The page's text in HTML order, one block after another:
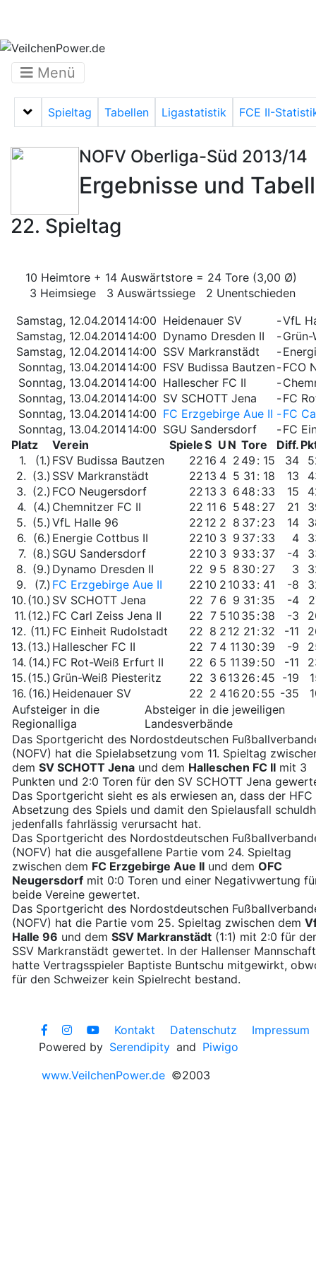
Menü
Menü auf-/zuklappen
Spieltag Tabellen Ligastatistik FCE II-
NOFV Oberliga-Süd 2013/14
Ergebnisse und
22. Spieltag
10 Heimtore + 14 Auswärtstore = 24 Tore (3,00 Ø)
3 Heimsiege 3 Auswärtssiege 2 Unentschieden
Samstag, 12.04.201414:00 Heidenauer SV -VfL
Samstag, 12.04.201414:00 Dynamo Dresden II -
Samstag, 12.04.201414:00 SSV Markranstädt -
Sonntag, 13.04.201414:00 FSV Budissa Bautzen-FCO
Sonntag, 13.04.201414:00 Hallescher FC II -
Sonntag, 13.04.201414:00 SV SCHOTT Jena -FC
Sonntag, 13.04.201414:00 FC Erzgebirge Aue II -FC
Sonntag, 13.04.201414:00 SGU Sandersdorf -FC
Platz
Verein SpieleS U N Tore Diff.
1.
(1.) FSV Budissa Bautzen 22 16 4 2 49 : 15 34
2. (3.) SSV Markranstädt 22 13 4 5 31 : 18 13
3. (2.) FCO Neugersdorf 22 13 3 6 48 :33 15
4. (4.) Chemnitzer FC II 22 11 6 5 48 : 27 21
5. (5.) VfL Halle 96 22 12 2 8 37:23 14
6. (6.) Energie Cottbus II 22 10 3 9 37:33 4
7. (8.) SGU Sandersdorf 22 10 3 9 33 : 37 -4
8. (9.) Dynamo Dresden II 22 9 5 8 30 : 27 3
9.
(7.) FC Erzgebirge Aue II 22 10 2 10 33 : 41 -8
10. (10.) SV SCHOTT Jena 22 7 6 9 31 :35 -4
11. (12.) FC Carl Zeiss Jena II 22 7 5 10 35 :38 -3
12. (11.) FC Einheit Rudolstadt 22 8 2 12 21 :32 -11
13. (13.) Hallescher FC II 22 7 4 11 30 :39 -9
14. (14.) FC Rot-Weiß Erfurt II 22 6 5 11 39 :50 -11
15. (15.) Grün-Weiß Piesteritz 22 3 6 13 26 :45 -19
16. (16.) Heidenauer SV 22 2 416 20 :55 -35
Aufsteiger in die
Regionalliga
Absteiger in die jeweiligen
Landesverbände
Das Sportgericht des Nordostdeutschen
(NOFV) hat die Spielabsetzung vom 11. Spieltag
dem SV SCHOTT Jena und dem Halleschen FC II mit 3
Punkten und 2:0 Toren für den SV SCHOTT Jena
Das Sportgericht sieht es als erwiesen an, dass der HFC
Absetzung des Spiels und damit den Spielausfall
jedenfalls fahrlässig verursacht hat.
Das Sportgericht des Nordostdeutschen
(NOFV) hat die ausgefallene Partie vom 24. Spieltag
zwischen dem FC Erzgebirge Aue II und dem OFC
Neugersdorf mit 0:0 Toren und einer Negativwertung
beide Vereine gewertet.
Das Sportgericht des Nordostdeutschen
(NOFV) hat die Partie vom 25. Spieltag zwischen dem
Halle 96 und dem SSV Markranstädt (1:1) mit 2:0 für
SSV Markranstädt gewertet. In der Hallenser Mannschaft
hatte Vertragsspieler Baptiste Buntschu mitgewirkt,
für den Schweizer kein Spielrecht bestand.
Kontakt Datenschutz
Impressum
Powered by Serendipity and Piwigo
www.VeilchenPower.de ©2003